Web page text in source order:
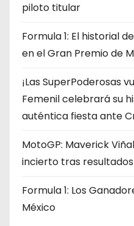
piloto titular
Formula 1: El historial
en el Gran Premio de
¡Las SuperPoderosas
Femenil celebrará su
auténtica fiesta ante
MotoGP: Maverick
incierto tras
Formula 1: Los
México